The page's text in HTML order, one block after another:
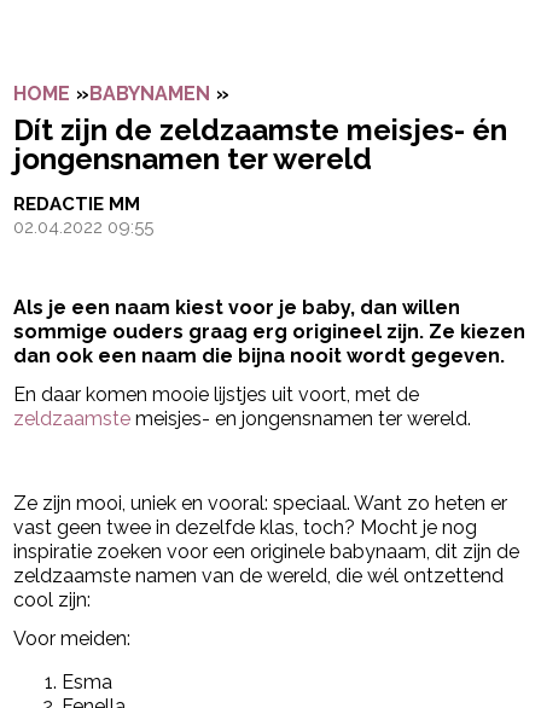
HOME »BABYNAMEN »
Dít zijn de zeldzaamste meisjes- én
jongensnamen ter wereld
REDACTIE MM
02.04.2022 09:55
Als je een naam kiest voor je baby, dan willen
sommige ouders graag erg origineel zijn. Ze kiezen
dan ook een naam die bijna nooit wordt gegeven.
En daar komen mooie lijstjes uit voort, met de
zeldzaamste meisjes- en jongensnamen ter wereld.
Ze zijn mooi, uniek en vooral: speciaal. Want zo heten er
vast geen twee in dezelfde klas, toch? Mocht je nog
inspiratie zoeken voor een originele babynaam, dit zijn de
zeldzaamste namen van de wereld, die wél ontzettend
cool zijn:
Voor meiden:
Esma